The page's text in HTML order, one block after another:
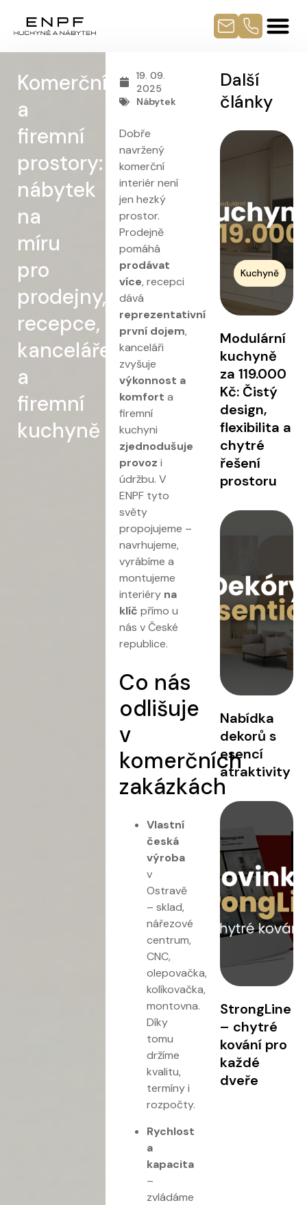
Komerční
a
firemní
prostory:
nábytek
na
míru
pro
prodejny,
recepce,
kanceláře
a
firemní
kuchyně
19. 09.
2025
Nábytek
Dobře
navržený
komerční
interiér není
jen hezký
prostor.
Prodejně
pomáhá
prodávat
více, recepci
dává
reprezentativní
první dojem,
kanceláři
zvyšuje
výkonnost a
komfort a
firemní
kuchyni
zjednodušuje
provoz i
údržbu. V
ENPF tyto
světy
propojujeme –
navrhujeme,
vyrábíme a
montujeme
interiéry na
klíč přímo u
nás v České
republice.
Co nás
odlišuje
v
komerčních
zakázkách
Vlastní
česká
výroba
v
Ostravě
– sklad,
nářezové
centrum,
CNC,
olepovačka,
kolíkovačka,
montovna.
Díky
tomu
držíme
kvalitu,
termíny i
rozpočty.
Rychlost
a
kapacita
–
zvládáme
Další
články
Modulární
kuchyně
za 119.000
Kč: Čistý
design,
flexibilita a
chytré
řešení
prostoru
Kuchyně
Nabídka
dekorů s
esencí
atraktivity
StrongLine
– chytré
kování pro
každé
dveře